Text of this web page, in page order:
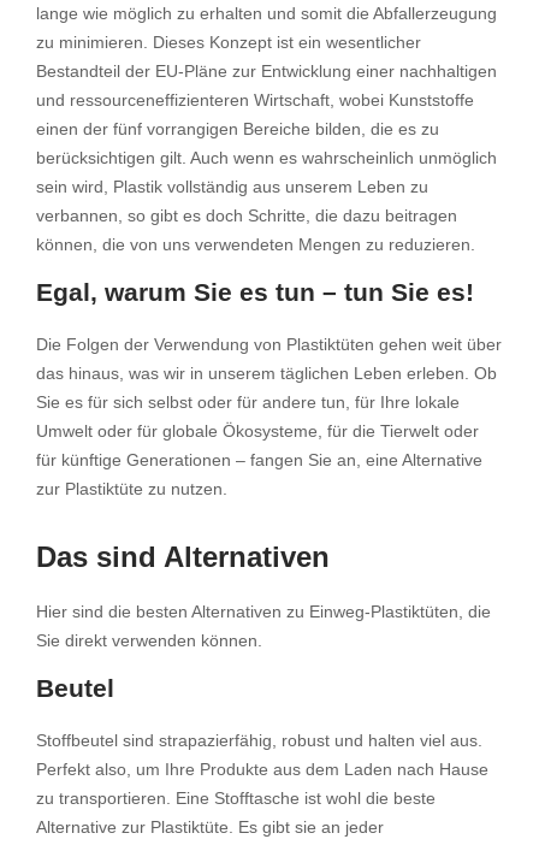
lange wie möglich zu erhalten und somit die Abfallerzeugung
zu minimieren. Dieses Konzept ist ein wesentlicher
Bestandteil der EU-Pläne zur Entwicklung einer nachhaltigen
und ressourceneffizienteren Wirtschaft, wobei Kunststoffe
einen der fünf vorrangigen Bereiche bilden, die es zu
berücksichtigen gilt. Auch wenn es wahrscheinlich unmöglich
sein wird, Plastik vollständig aus unserem Leben zu
verbannen, so gibt es doch Schritte, die dazu beitragen
können, die von uns verwendeten Mengen zu reduzieren.
Egal, warum Sie es tun – tun Sie es!
Die Folgen der Verwendung von Plastiktüten gehen weit über
das hinaus, was wir in unserem täglichen Leben erleben. Ob
Sie es für sich selbst oder für andere tun, für Ihre lokale
Umwelt oder für globale Ökosysteme, für die Tierwelt oder
für künftige Generationen – fangen Sie an, eine Alternative
zur Plastiktüte zu nutzen.
Das sind Alternativen
Hier sind die besten Alternativen zu Einweg-Plastiktüten, die
Sie direkt verwenden können.
Beutel
Stoffbeutel sind strapazierfähig, robust und halten viel aus.
Perfekt also, um Ihre Produkte aus dem Laden nach Hause
zu transportieren. Eine Stofftasche ist wohl die beste
Alternative zur Plastiktüte. Es gibt sie an jeder